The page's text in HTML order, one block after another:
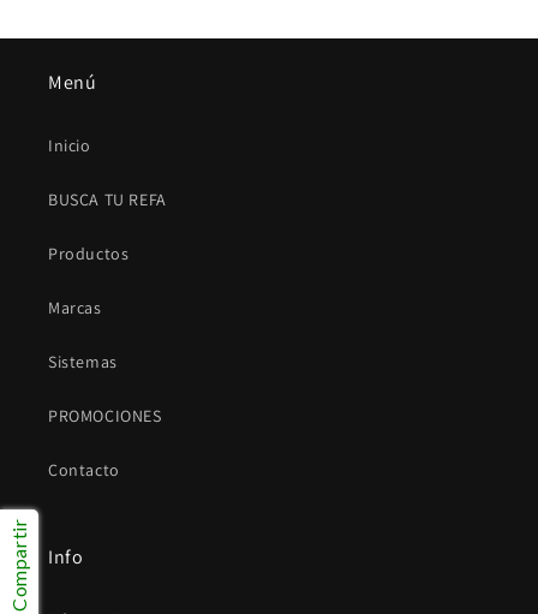
Menú
Inicio
BUSCA TU REFA
Productos
Marcas
Sistemas
PROMOCIONES
Contacto
Info
Compartir